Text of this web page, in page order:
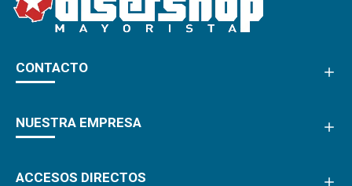
CONTACTO
NUESTRA EMPRESA
ACCESOS DIRECTOS